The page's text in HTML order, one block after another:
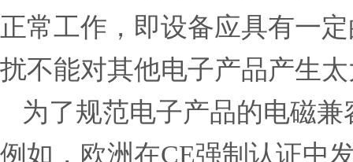
正常工作 ，即设备应具有一定
扰不能对其他电子产品产生
为了规范电子产品的电磁兼
例如， 欧洲在CE强制认证中